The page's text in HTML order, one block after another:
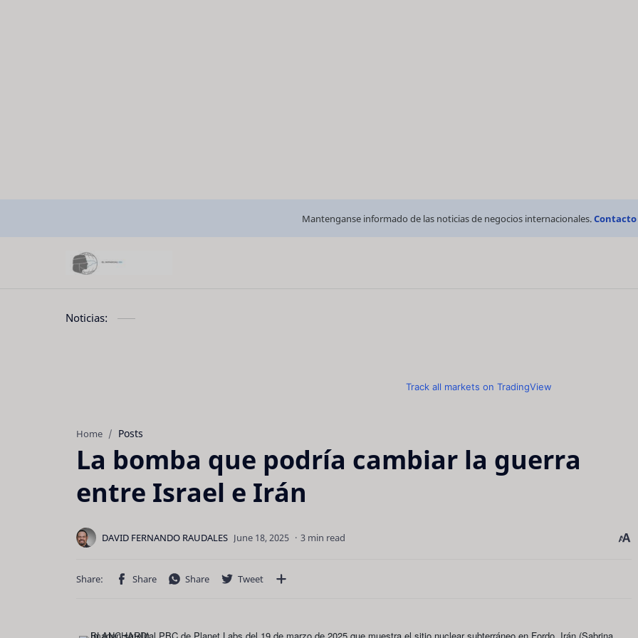
Mantenganse informado de las noticias de negocios internacionales.Contacto
Noticias:
Track all markets on TradingView
Home Posts
La bomba que podría cambiar la guerra
entre Israel e Irán
3 min read